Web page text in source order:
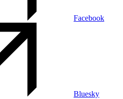
Facebook
Bluesky